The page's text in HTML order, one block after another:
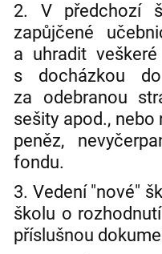
2. V předchozí
zapůjčené
a uhradit
s docházkou
za odebranou
sešity apod.,
peněz,
fondu.
3. Vedení "nové"
školu o
příslušnou